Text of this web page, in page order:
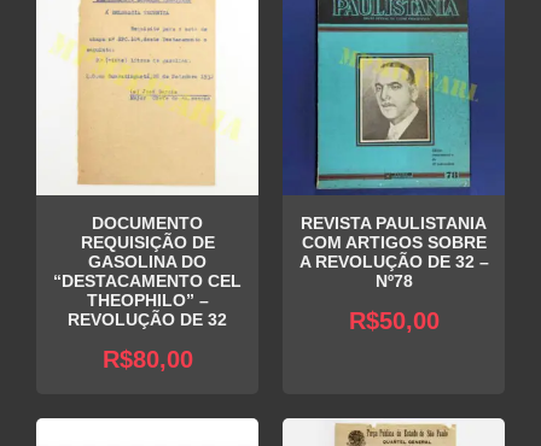
DOCUMENTO
REQUISIÇÃO DE
GASOLINA DO
“DESTACAMENTO CEL
THEOPHILO” –
REVOLUÇÃO DE 32
R$80,00
REVISTA PAULISTANIA
COM ARTIGOS SOBRE
A REVOLUÇÃO DE 32 –
Nº78
R$50,00